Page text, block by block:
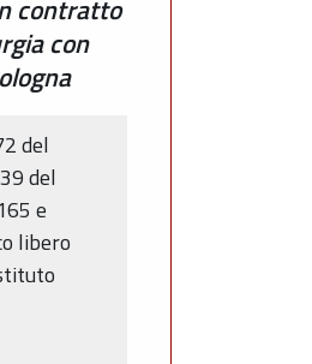
contratto
con
del
del
e
libero